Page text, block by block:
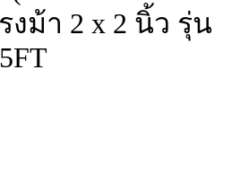
งม้า 2 x 2 นิ้ว รุ่น